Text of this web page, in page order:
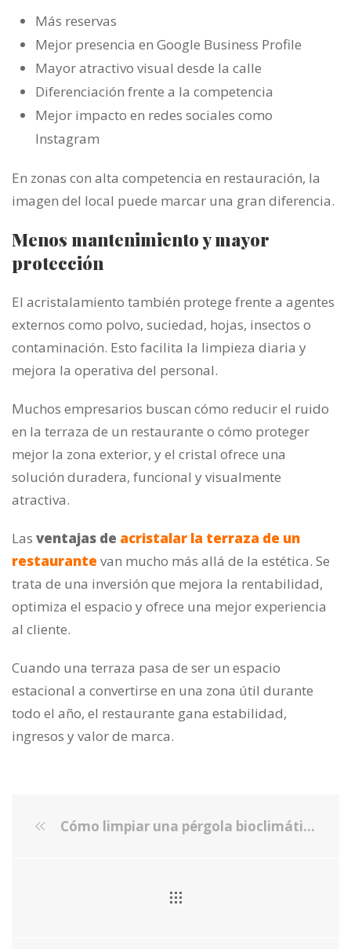
Más reservas
Mejor presencia en Google Business Profile
Mayor atractivo visual desde la calle
Diferenciación frente a la competencia
Mejor impacto en redes sociales como
Instagram
En zonas con alta competencia en restauración, la
imagen del local puede marcar una gran diferencia.
Menos mantenimiento y mayor
protección
El acristalamiento también protege frente a agentes
externos como polvo, suciedad, hojas, insectos o
contaminación. Esto facilita la limpieza diaria y
mejora la operativa del personal.
Muchos empresarios buscan cómo reducir el ruido
en la terraza de un restaurante o cómo proteger
mejor la zona exterior, y el cristal ofrece una
solución duradera, funcional y visualmente
atractiva.
Las ventajas de acristalar la terraza de un
restaurante van mucho más allá de la estética. Se
trata de una inversión que mejora la rentabilidad,
optimiza el espacio y ofrece una mejor experiencia
al cliente.
Cuando una terraza pasa de ser un espacio
estacional a convertirse en una zona útil durante
todo el año, el restaurante gana estabilidad,
ingresos y valor de marca.
Cómo limpiar una pérgola bioclimática